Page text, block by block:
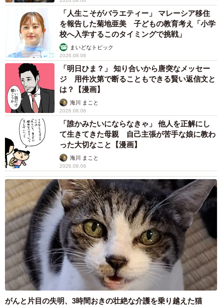
クロアビールの新作、とくとご堪能あれ
野暮を承知で聞いてみよう。今回のビールのコンセプト
は ？
「今期のクロア自体のブランドテーマがパンクです。新作
は数年前、向日葵の咲く夏のベーカリーカフェで出会った
水分パンクな仔犬のガールフレンドに捧げました。彼女は
コロナ禍で歌う場所を奪われ、毎日のようにベーカリーカ
フェで紅茶とビールに溺れてました。やがて彼女は終わら
ないコロナ禍を背に、旅に出ました。その彼女への手紙で
す」
「人生こそがバラエティー」 マレーシア移住
を報告した菊地亜美 子どもの教育考え「小学
校へ入学するこのタイミングで挑戦」
まいどなトピック
2026.08.06
「明日ひま？」 知り合いから唐突なメッセー
ジ 用件次第で断ることもできる賢い返信文と
は？【漫画】
海川 まこと
2026.08.06
「誰かみたいにならなきゃ」 他人を正解にし
て生きてきた母親 自己主張が苦手な娘に教わ
った大切なこと【漫画】
海川 まこと
2026.08.06
がんと片目の失明、3時間おきの壮絶な介護を乗り越えた猫